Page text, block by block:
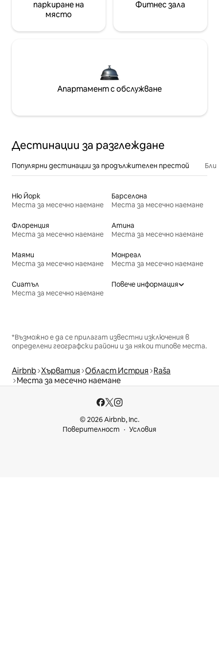
паркиране на
място
Фитнес зала
Апартамент с обслужване
Дестинации за разглеждане
Популярни дестинации за продължителен престой
Ню Йорк
Места за месечно наемане
Барселона
Места за месечно наемане
Флоренция
Места за месечно наемане
Атина
Места за месечно наемане
Маями
Места за месечно наемане
Монреал
Места за месечно наемане
Сиатъл
Места за месечно наемане
Повече информация
*Възможно е да се прилагат известни изключения в
определени географски райони и за някои типове места.
Airbnb Хърватия Област Истрия Raša
Места за месечно наемане
© 2026 Airbnb, Inc.
Поверителност
Условия